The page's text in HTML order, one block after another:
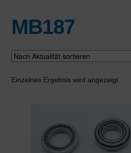
Schaltgetriebe
Verteilergetriebe
Warenkorb
MB187
Einzelnes Ergebnis wird angezeigt